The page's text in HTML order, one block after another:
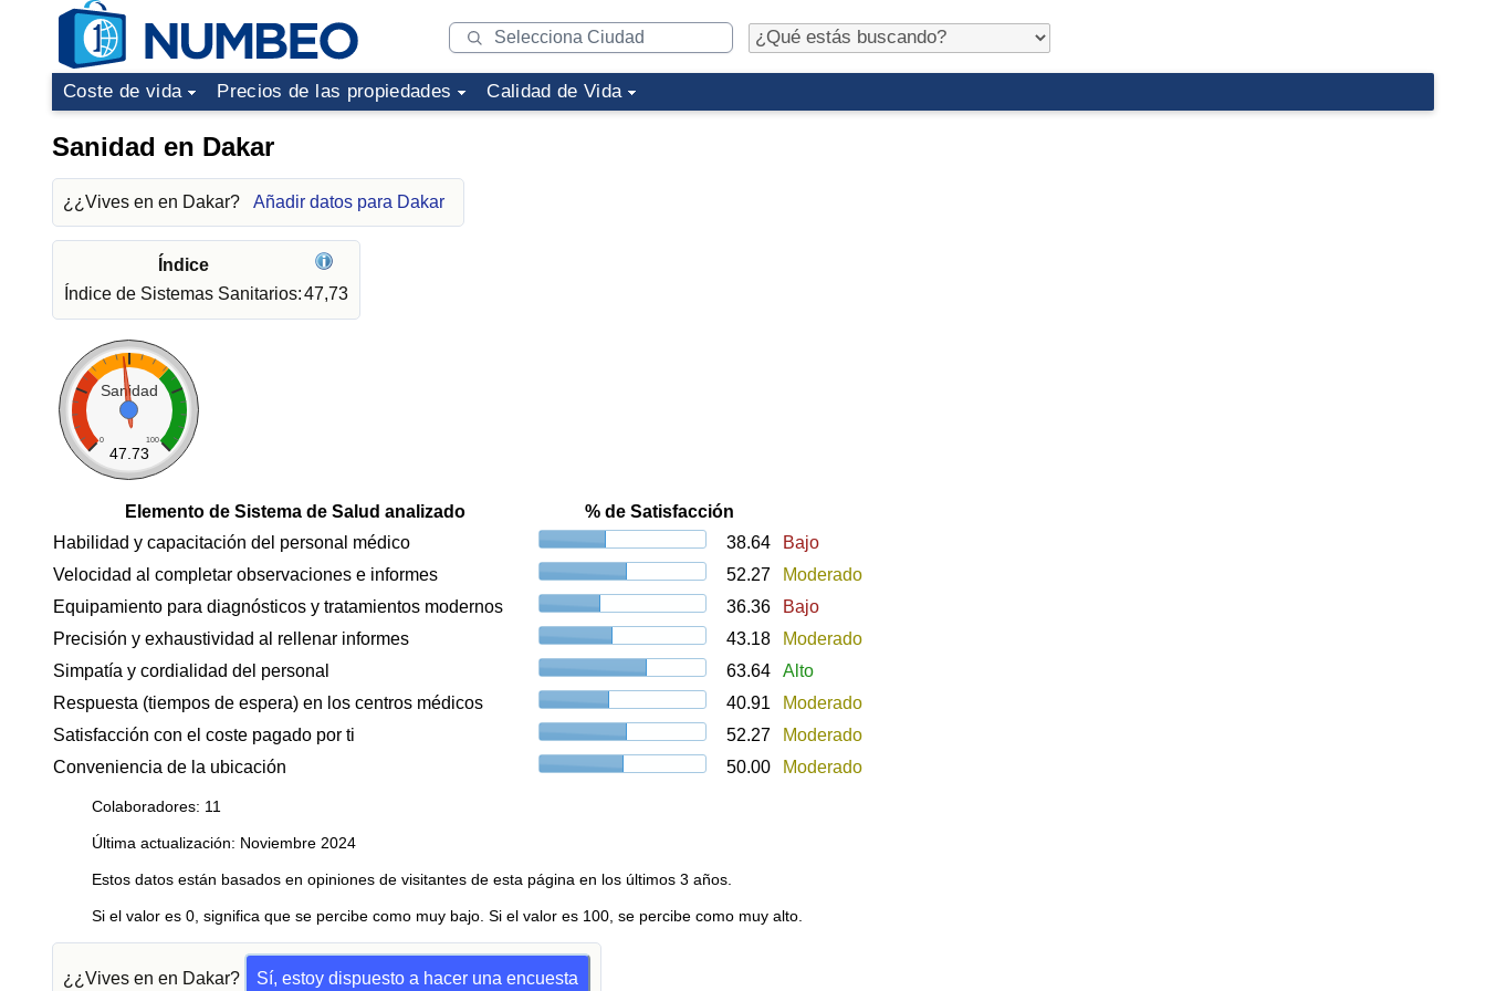
Coste de vida Precios de las propiedades Calidad de Vida
Sanidad en Dakar
¿¿Vives en en Dakar? Añadir datos para Dakar
Índice
Índice de Sistemas Sanitarios:47,73
Sanidad
0 100
47.73
Elemento de Sistema de Salud analizado
% de Satisfacción
Habilidad y capacitación del personal médico
38.64
Bajo
Velocidad al completar observaciones e informes
52.27
Moderado
Equipamiento para diagnósticos y tratamientos modernos
36.36
Bajo
Precisión y exhaustividad al rellenar informes
43.18
Moderado
Simpatía y cordialidad del personal
63.64
Alto
Respuesta (tiempos de espera) en los centros médicos
40.91
Moderado
Satisfacción con el coste pagado por ti
52.27
Moderado
Conveniencia de la ubicación
50.00 Moderado
Colaboradores: 11
Última actualización: Noviembre 2024
Estos datos están basados en opiniones de visitantes de esta página en los últimos 3 años.
Si el valor es 0, significa que se percibe como muy bajo. Si el valor es 100, se percibe como muy alto.
¿¿Vives en en Dakar? Sí, estoy dispuesto a hacer una encuesta